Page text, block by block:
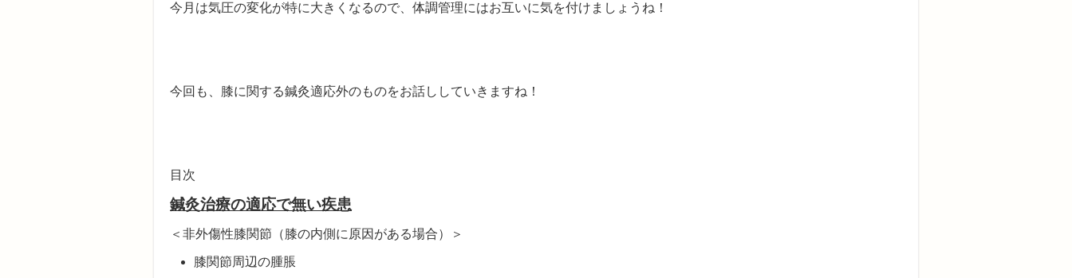
今月は気圧の変化が特に大きくなるので、体調管理にはお互いに気を付けましょうね！
今回も、膝に関する鍼灸適応外のものをお話ししていきますね！
目次
鍼灸治療の適応で無い疾患
＜非外傷性膝関節（膝の内側に原因がある場合）＞
膝関節周辺の腫脹